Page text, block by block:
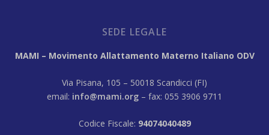
SEDE LEGALE
MAMI – Movimento Allattamento Materno Italiano ODV
Via Pisana, 105 – 50018 Scandicci (FI)
email: info@mami.org – fax: 055 3906 9711
Codice Fiscale: 94074040489